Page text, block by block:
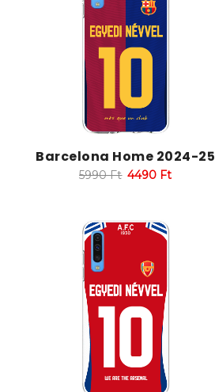
Barcelona Home 2024-25
5990Ft 4490 Ft